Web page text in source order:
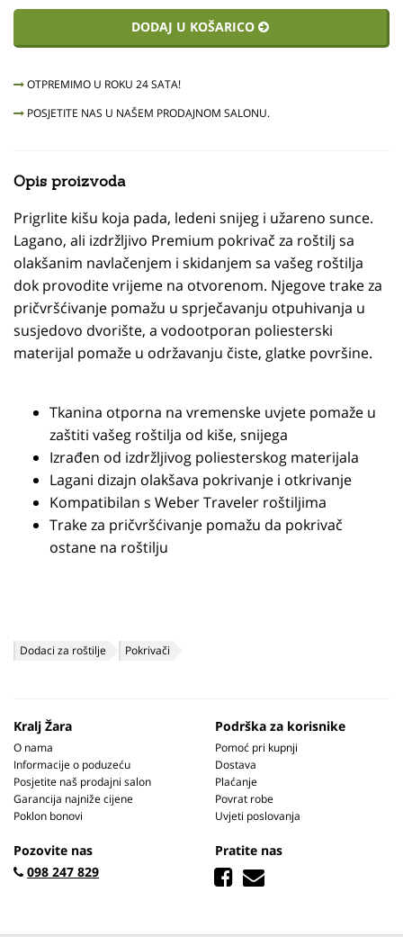
DODAJ U KOŠARICO
OTPREMIMO U ROKU 24 SATA!
POSJETITE NAS U NAŠEM PRODAJNOM SALONU.
Opis proizvoda
Prigrlite kišu koja pada, ledeni snijeg i užareno sunce.
Lagano, ali izdržljivo Premium pokrivač za roštilj sa
olakšanim navlačenjem i skidanjem sa vašeg roštilja
dok provodite vrijeme na otvorenom. Njegove trake za
pričvršćivanje pomažu u sprječavanju otpuhivanja u
susjedovo dvorište, a vodootporan poliesterski
materijal pomaže u održavanju čiste, glatke površine.
Tkanina otporna na vremenske uvjete pomaže u
zaštiti vašeg roštilja od kiše, snijega
Izrađen od izdržljivog poliesterskog materijala
Lagani dizajn olakšava pokrivanje i otkrivanje
Kompatibilan s Weber Traveler roštiljima
Trake za pričvršćivanje pomažu da pokrivač
ostane na roštilju
Dodaci za roštilje Pokrivači
Kralj Žara
O nama
Informacije o poduzeću
Posjetite naš prodajni salon
Garancija najniže cijene
Poklon bonovi
Podrška za korisnike
Pomoć pri kupnji
Dostava
Plaćanje
Povrat robe
Uvjeti poslovanja
Pozovite nas
098 247 829
Pratite nas